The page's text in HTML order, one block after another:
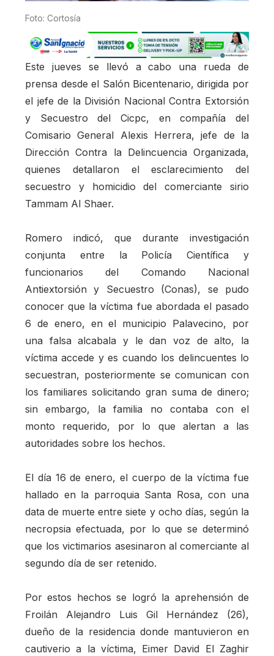
Foto: Cortosía
Este jueves se llevó a cabo una rueda de
prensa desde el Salón Bicentenario, dirigida por
el jefe de la División Nacional Contra Extorsión
y Secuestro del Cicpc, en compañía del
Comisario General Alexis Herrera, jefe de la
Dirección Contra la Delincuencia Organizada,
quienes detallaron el esclarecimiento del
secuestro y homicidio del comerciante sirio
Tammam Al Shaer.
Romero indicó, que durante investigación
conjunta entre la Policía Científica y
funcionarios del Comando Nacional
Antiextorsión y Secuestro (Conas), se pudo
conocer que la víctima fue abordada el pasado
6 de enero, en el municipio Palavecino, por
una falsa alcabala y le dan voz de alto, la
víctima accede y es cuando los delincuentes lo
secuestran, posteriormente se comunican con
los familiares solicitando gran suma de dinero;
sin embargo, la familia no contaba con el
monto requerido, por lo que alertan a las
autoridades sobre los hechos.
El día 16 de enero, el cuerpo de la víctima fue
hallado en la parroquia Santa Rosa, con una
data de muerte entre siete y ocho días, según la
necropsia efectuada, por lo que se determinó
que los victimarios asesinaron al comerciante al
segundo día de ser retenido.
Por estos hechos se logró la aprehensión de
Froilán Alejandro Luis Gil Hernández (26),
dueño de la residencia donde mantuvieron en
cautiverio a la víctima, Eimer David El Zaghir